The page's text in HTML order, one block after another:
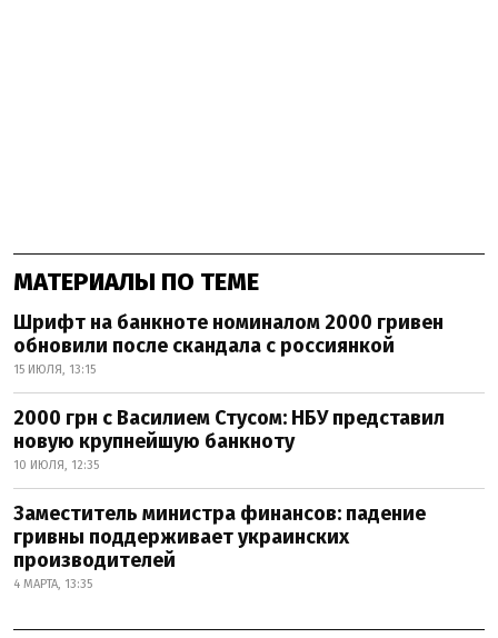
МАТЕРИАЛЫ ПО ТЕМЕ
Шрифт на банкноте номиналом 2000 гривен
обновили после скандала с россиянкой
15 ИЮЛЯ, 13:15
2000 грн с Василием Стусом: НБУ представил
новую крупнейшую банкноту
10 ИЮЛЯ, 12:35
Заместитель министра финансов: падение
гривны поддерживает украинских
производителей
4 МАРТА, 13:35